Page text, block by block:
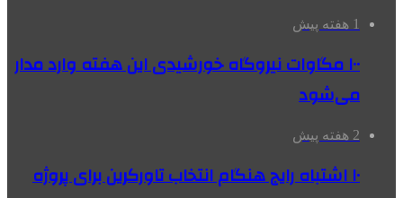
1 هفته پیش
۱۰۰ مگاوات نیروگاه‌ خورشیدی این هفته وارد مدار
می‌شود
2 هفته پیش
۱۰ اشتباه رایج هنگام انتخاب تاورکرین برای پروژه